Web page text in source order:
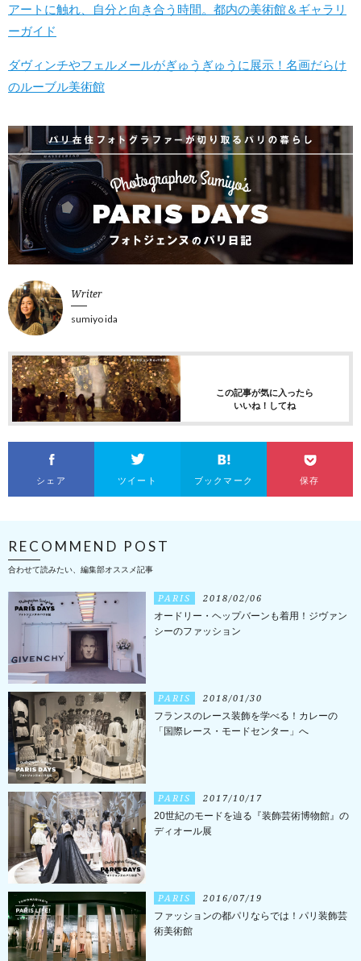
アートに触れ、自分と向き合う時間。都内の美術館＆ギャラリ
ーガイド
ダヴィンチやフェルメールがぎゅうぎゅうに展示！名画だらけ
のルーブル美術館
Writer
sumiyo ida
この記事が気に入ったら
いいね！してね
シェア ツイート ブックマーク 保存
RECOMMEND POST
合わせて読みたい、編集部オススメ記事
PARIS 2018/02/06
オードリー・ヘップバーンも着用！ジヴァン
シーのファッション
PARIS 2018/01/30
フランスのレース装飾を学べる！カレーの
「国際レース・モードセンター」へ
PARIS 2017/10/17
20世紀のモードを辿る『装飾芸術博物館』の
ディオール展
PARIS 2016/07/19
ファッションの都パリならでは！パリ装飾芸
術美術館